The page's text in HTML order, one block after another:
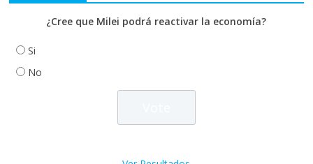
¿Cree que Milei podrá reactivar la economía?
Si
No